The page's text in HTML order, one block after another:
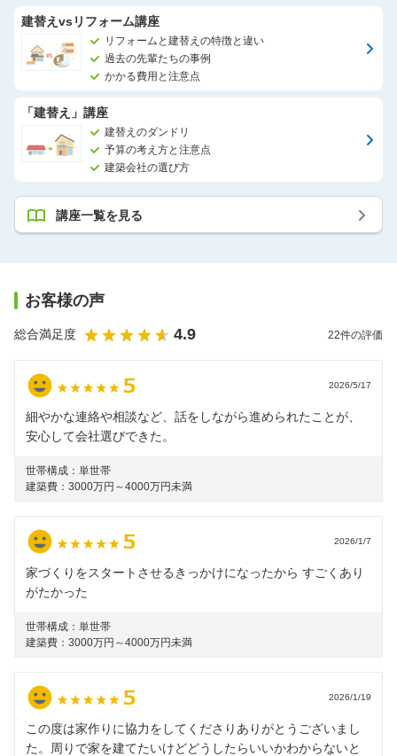
建替えvsリフォーム講座
リフォームと建替えの特徴と違い
過去の先輩たちの事例
かかる費用と注意点
「建替え」講座
建替えのダンドリ
予算の考え方と注意点
建築会社の選び方
講座一覧を見る
お客様の声
総合満足度 4.9 22件の評価
2026/5/17
細やかな連絡や相談など、話をしながら進められたことが、
安心して会社選びできた。
世帯構成： 単世帯
建築費： 3000万円～4000万円未満
2026/1/7
家づくりをスタートさせるきっかけになったから すごくあり
がたかった
世帯構成： 単世帯
建築費： 3000万円～4000万円未満
2026/1/19
この度は家作りに協力をしてくださりありがとうございまし
た。周りで家を建てたいけどどうしたらいいかわからないと